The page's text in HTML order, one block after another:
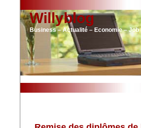
Willyblog
Business – Actualité – Economie –